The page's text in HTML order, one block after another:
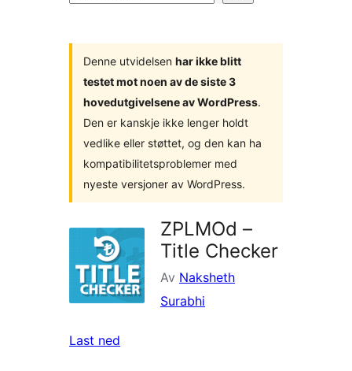
Denne utvidelsen har ikke blitt
testet mot noen av de siste 3
hovedutgivelsene av WordPress.
Den er kanskje ikke lenger holdt
vedlike eller støttet, og den kan ha
kompatibilitetsproblemer med
nyeste versjoner av WordPress.
ZPLMOd –
Title Checker
Av Naksheth
Surabhi
Last ned